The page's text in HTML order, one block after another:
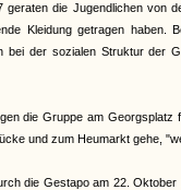
die Jugendlichen von
Kleidung getragen
bei der sozialen Struktur der
die Gruppe am
und zum Heumarkt gehe,
die Gestapo am 22.